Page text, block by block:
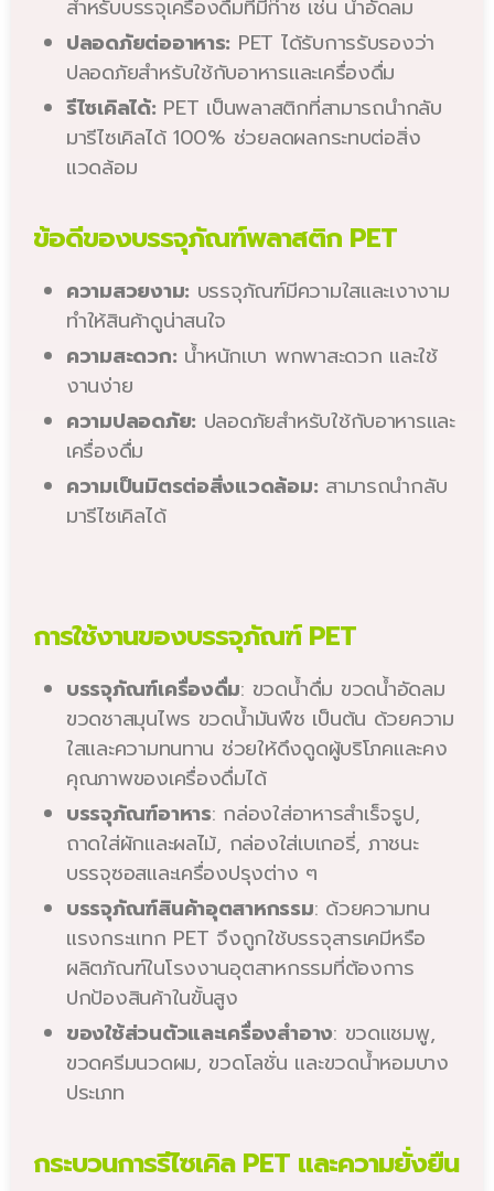
สำหรับบรรจุเครื่องดื่มที่มีก๊าซ เช่น น้ำอัดลม
ปลอดภัยต่ออาหาร: PET ได้รับการรับรองว่า
ปลอดภัยสำหรับใช้กับอาหารและเครื่องดื่ม
รีไซเคิลได้: PET เป็นพลาสติกที่สามารถนำกลับ
มารีไซเคิลได้ 100% ช่วยลดผลกระทบต่อสิ่ง
แวดล้อม
ข้อดีของบรรจุภัณฑ์พลาสติก PET
ความสวยงาม: บรรจุภัณฑ์มีความใสและเงางาม
ทำให้สินค้าดูน่าสนใจ
ความสะดวก: น้ำหนักเบา พกพาสะดวก และใช้
งานง่าย
ความปลอดภัย: ปลอดภัยสำหรับใช้กับอาหารและ
เครื่องดื่ม
ความเป็นมิตรต่อสิ่งแวดล้อม: สามารถนำกลับ
มารีไซเคิลได้
การใช้งานของบรรจุภัณฑ์ PET
บรรจุภัณฑ์เครื่องดื่ม: ขวดน้ำดื่ม ขวดน้ำอัดลม
ขวดชาสมุนไพร ขวดน้ำมันพืช เป็นต้น ด้วยความ
ใสและความทนทาน ช่วยให้ดึงดูดผู้บริโภคและคง
คุณภาพของเครื่องดื่มได้
บรรจุภัณฑ์อาหาร: กล่องใส่อาหารสำเร็จรูป,
ถาดใส่ผักและผลไม้, กล่องใส่เบเกอรี่, ภาชนะ
บรรจุซอสและเครื่องปรุงต่าง ๆ
บรรจุภัณฑ์สินค้าอุตสาหกรรม: ด้วยความทน
แรงกระแทก PET จึงถูกใช้บรรจุสารเคมีหรือ
ผลิตภัณฑ์ในโรงงานอุตสาหกรรมที่ต้องการ
ปกป้องสินค้าในขั้นสูง
ของใช้ส่วนตัวและเครื่องสำอาง: ขวดแชมพู,
ขวดครีมนวดผม, ขวดโลชั่น และขวดน้ำหอมบาง
ประเภท
กระบวนการรีไซเคิล PET และความยั่งยืน